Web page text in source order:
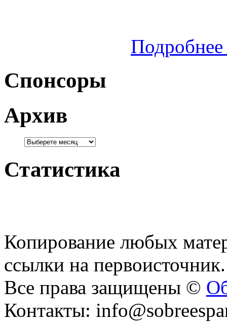
Спонсоры
Архив
Статистика
Копирование любых
ссылки на первоисточник.
Все права защищены ©
Контакты: